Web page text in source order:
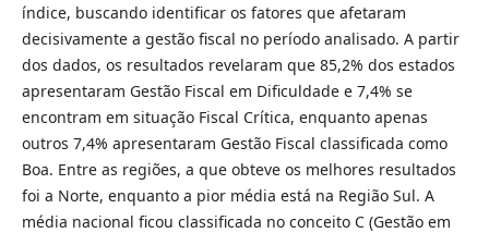
índice, buscando identificar os fatores que afetaram
decisivamente a gestão fiscal no período analisado. A partir
dos dados, os resultados revelaram que 85,2% dos estados
apresentaram Gestão Fiscal em Dificuldade e 7,4% se
encontram em situação Fiscal Crítica, enquanto apenas
outros 7,4% apresentaram Gestão Fiscal classificada como
Boa. Entre as regiões, a que obteve os melhores resultados
foi a Norte, enquanto a pior média está na Região Sul. A
média nacional ficou classificada no conceito C (Gestão em